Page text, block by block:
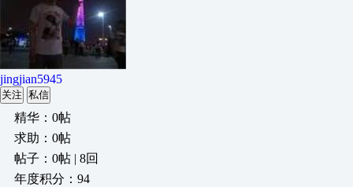
jingjian5945
关注 私信
精华：0帖
求助：0帖
帖子：0帖 | 8回
年度积分：94